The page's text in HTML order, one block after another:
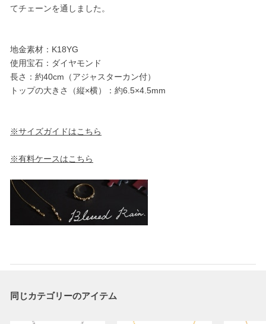
てチェーンを通しました。
地金素材：K18YG
使用宝石：ダイヤモンド
長さ：約40cm（アジャスターカン付）
トップの大きさ（縦×横）：約6.5×4.5mm
※サイズガイドはこちら
※有料ケースはこちら
同じカテゴリーのアイテム